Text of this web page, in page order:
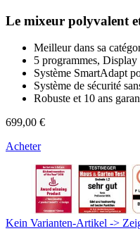
Le mixeur polyvalent
Meilleur dans sa
5 programmes,
Système SmartAdapt
Système de sécurité
Robuste et 10 ans
699,00 €
Acheter
Kein Varianten-Artikel ->